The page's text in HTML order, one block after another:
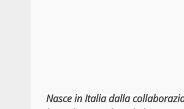
Nasce in Italia dalla